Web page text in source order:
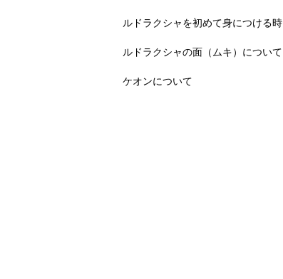
ルドラクシャを初めて身につける時
ルドラクシャの面（ムキ）について
ケオンについて